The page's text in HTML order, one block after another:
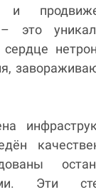
и
это
Эти